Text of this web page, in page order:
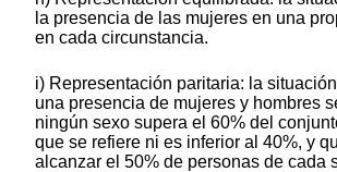
la presencia de las mujeres en una
en cada circunstancia.
i) Representación paritaria: la
una presencia de mujeres y hombres
ningún sexo supera el 60% del
que se refiere ni es inferior al 40%, y
alcanzar el 50% de personas de cada